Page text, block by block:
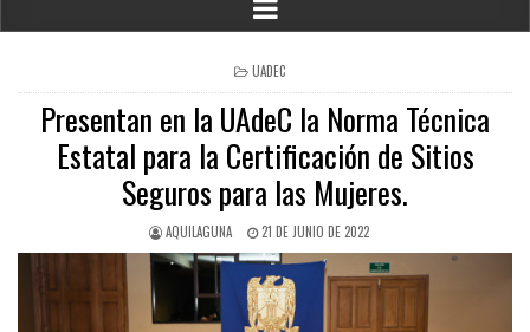
POSTED
IN
UADEC
Presentan en la UAdeC la Norma Técnica
Estatal para la Certificación de Sitios
Seguros para las Mujeres.
AQUILAGUNA 21 DE JUNIO DE 2022